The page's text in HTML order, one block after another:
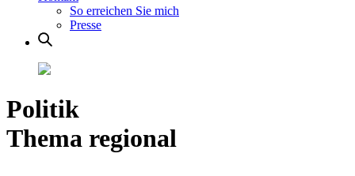
So erreichen Sie mich
Presse
Politik
Thema regional